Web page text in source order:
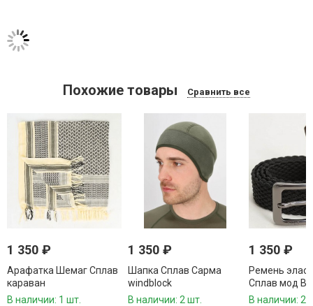
Похожие товары Сравнить все
1 350 ₽
Арафатка Шемаг Сплав
караван
В наличии: 1 шт.
1 350 ₽
Шапка Сплав Сарма
windblock
В наличии: 2 шт.
1 350 ₽
Ремень
Сплав мод В,
В наличии: 2